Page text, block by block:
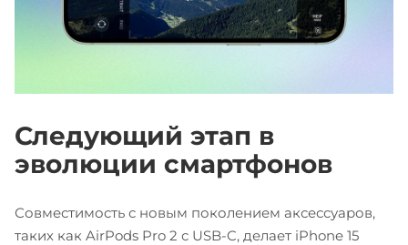
Следующий этап в
эволюции смартфонов
Совместимость с новым поколением аксессуаров,
таких как AirPods Pro 2 с USB-C, делает iPhone 15